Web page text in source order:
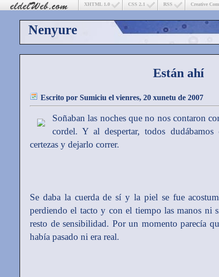
Creative
RSS
CSS 2.1
XHTML 1.0
Nenyure
Están ahí
Escrito por Sumiciu el vienres, 20 xunetu de 2007
Soñaban las noches que no nos contaron
cordel. Y al despertar, todos
certezas y dejarlo correr.
Se daba la cuerda de sí y la piel se fue
perdiendo el tacto y con el tiempo las manos ni
resto de sensibilidad. Por un momento parecía
había pasado ni era real.